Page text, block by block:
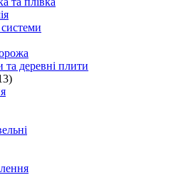
системи
та деревні плити